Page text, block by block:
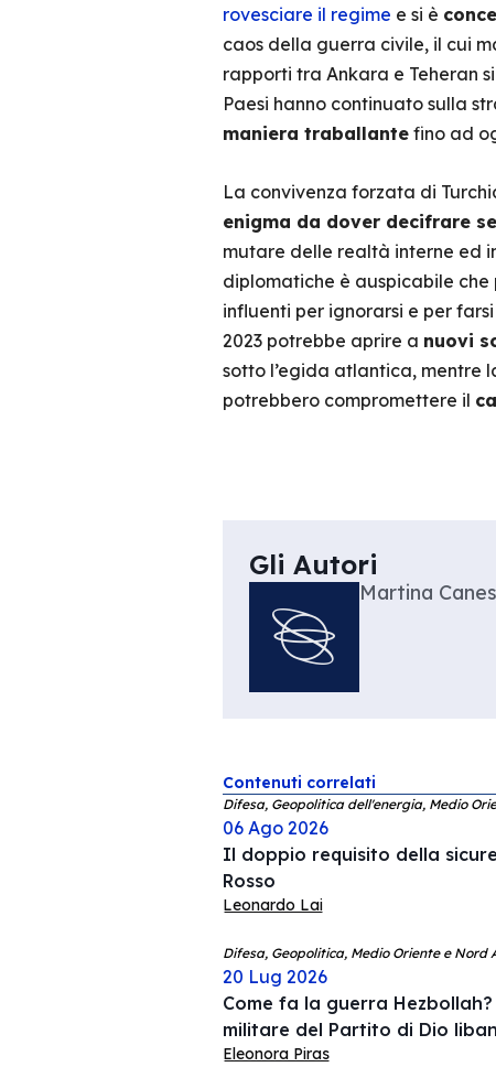
rovesciare il regime e si è
caos della guerra civile, il cui
rapporti tra Ankara e Teheran
Paesi hanno continuato sulla
maniera traballantefino ad
La convivenza forzata di
enigma da dover decifrare
mutare delle realtà interne ed
diplomatiche è auspicabile
influenti per ignorarsi e per
2023 potrebbe aprire a nuovi
sotto l’egida atlantica, mentre
potrebbero compromettere il
Gli Autori
Martina
Contenuti correlati
Difesa, Geopolitica dell'energia, Medio
06 Ago 2026
Il doppio requisito della
Rosso
Leonardo Lai
Difesa, Geopolitica, Medio Oriente e Nord
20 Lug 2026
Come fa la guerra
militare del Partito di Dio
Eleonora Piras